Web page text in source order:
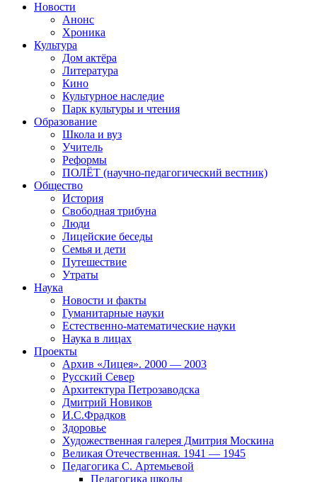
Новости
Анонс
Хроника
Культура
Дом актёра
Литература
Кино
Культурное наследие
Парк культуры и чтения
Образование
Школа и вуз
Учитель
Реформы
ПОЛЁТ (научно-педагогический вестник)
Общество
История
Свободная трибуна
Люди
Лицейские беседы
Семья и дети
Путешествие
Утраты
Наука
Новости и факты
Гуманитарные науки
Естественно-математические науки
Наука в лицах
Проекты
Архив «Лицея». 2000 — 2003
Русский Север
Архитектура Петрозаводска
Дмитрий Новиков
И.С.Фрадков
Здоровье
Художественная галерея Дмитрия Москина
Великая Отечественная. 1941 — 1945
Педагогика С. Артемьевой
Педагогика школы